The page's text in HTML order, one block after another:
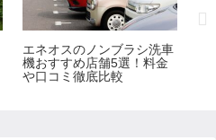
エネオスのノンブラシ洗車
機おすすめ店舗5選！料金
や口コミ徹底比較